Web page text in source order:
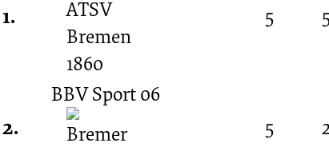
1.
5
2.
BBV Sport 06
5